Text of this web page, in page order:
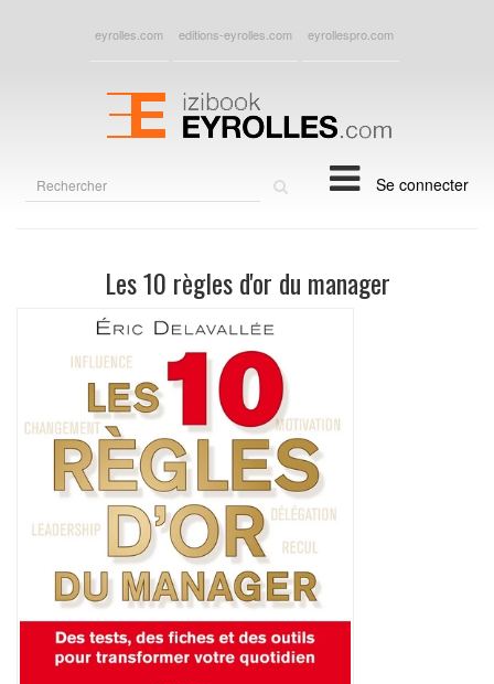
eyrolles.com editions-eyrolles.com eyrollespro.com
Se connecter
Les 10 règles d'or du manager